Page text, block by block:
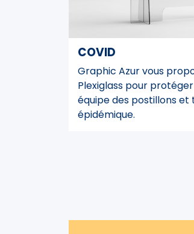
COVID
Graphic Azur vous
Plexiglass pour
équipe des postillons et
épidémique.